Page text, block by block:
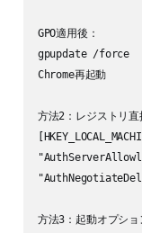
GPO適用後：
gpupdate /force
Chrome再起動
方法2：レジストリ直
方法3：起動オプショ